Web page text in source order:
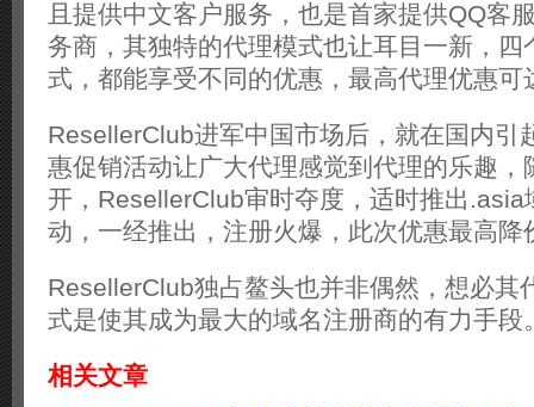
且提供中文客户服务，也是首家提供QQ客
务商，其独特的代理模式也让耳目一新，四
式，都能享受不同的优惠，最高代理优惠可
ResellerClub进军中国市场后，就在国内引
惠促销活动让广大代理感觉到代理的乐趣，
开，ResellerClub审时夺度，适时推出.asia
动，一经推出，注册火爆，此次优惠最高降
ResellerClub独占鳌头也并非偶然，想必其
式是使其成为最大的域名注册商的有力手段
相关文章